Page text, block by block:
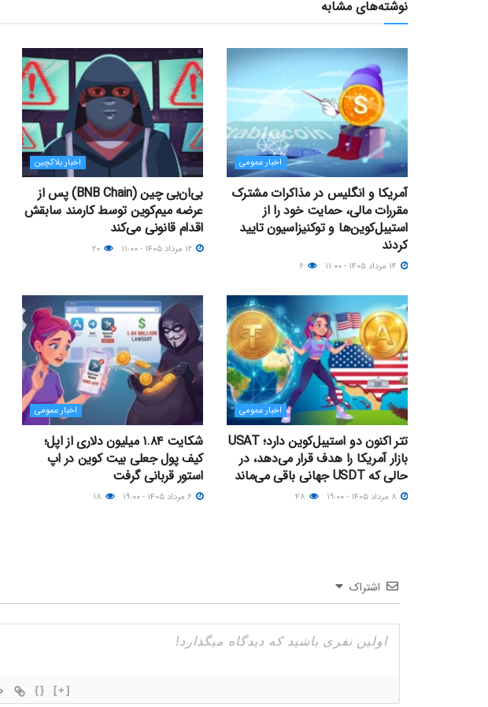
نوشته‌های مشابه
اخبار عمومی
آمریکا و انگلیس در مذاکرات مشترک
مقررات مالی، حمایت خود را از
استیبل‌کوین‌ها و توکنیزاسیون تایید
کردند
اخبار بلاکچین
بی‌ان‌بی چین (BNB Chain) پس از
عرضه میم‌کوین توسط کارمند سابقش
اقدام قانونی می‌کند
اخبار عمومی
تتر اکنون دو استیبل‌کوین دارد؛ USAT
بازار آمریکا را هدف قرار می‌دهد، در
حالی که USDT جهانی باقی می‌ماند
اخبار عمومی
شکایت ۱.۸۴ میلیون دلاری از اپل؛
کیف پول جعلی بیت کوین در اپ
استور قربانی گرفت
اشتراک
{} [+]